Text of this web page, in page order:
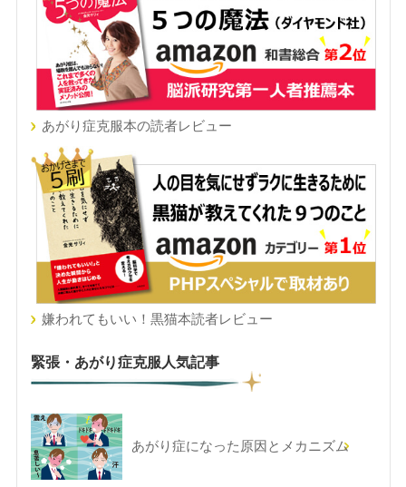
あがり症克服本の読者レビュー
嫌われてもいい！黒猫本読者レビュー
緊張・あがり症克服人気記事
あがり症になった原因とメカニズム